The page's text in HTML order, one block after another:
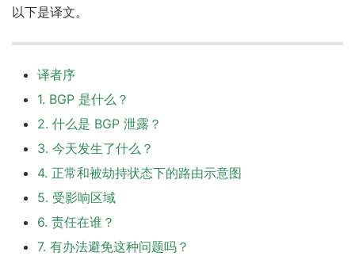
以下是译文。
译者序
1. BGP 是什么？
2. 什么是 BGP 泄露？
3. 今天发生了什么？
4. 正常和被劫持状态下的路由示意图
5. 受影响区域
6. 责任在谁？
7. 有办法避免这种问题吗？